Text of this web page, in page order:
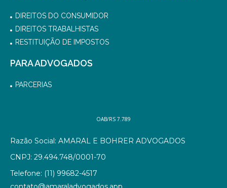
DIREITOS DO CONSUMIDOR
DIREITOS TRABALHISTAS
RESTITUIÇÃO DE IMPOSTOS
PARA ADVOGADOS
PARCERIAS
OAB/RS 7.789
Razão Social: AMARAL E BOHRER ADVOGADOS
CNPJ: 29.494.748/0001-70
Telefone: (11) 99682-4517